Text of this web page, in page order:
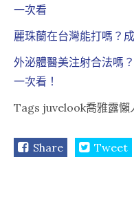
一次看
麗珠蘭在台灣能打嗎？
外泌體醫美注射合法嗎
一次看！
Tags juvelook喬雅露懶
Share Tweet